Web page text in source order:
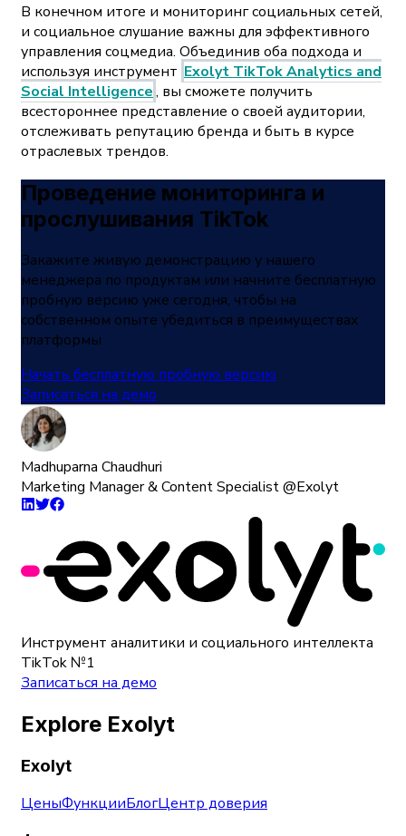
В конечном итоге и мониторинг социальных сетей,
и социальное слушание важны для эффективного
управления соцмедиа. Объединив оба подхода и
используя инструмент Exolyt TikTok Analytics and
Social Intelligence, вы сможете получить
всестороннее представление о своей аудитории,
отслеживать репутацию бренда и быть в курсе
отраслевых трендов.
Проведение мониторинга и
прослушивания TikTok
Закажите живую демонстрацию у нашего
менеджера по продуктам или начните бесплатную
пробную версию уже сегодня, чтобы на
собственном опыте убедиться в преимуществах
платформы
Начать бесплатную пробную версию
Записаться на демо
Madhuparna Chaudhuri
Marketing Manager & Content Specialist @Exolyt
Инструмент аналитики и социального интеллекта
TikTok №1
Записаться на демо
Explore Exolyt
Exolyt
ЦеныФункцииБлогЦентр доверия